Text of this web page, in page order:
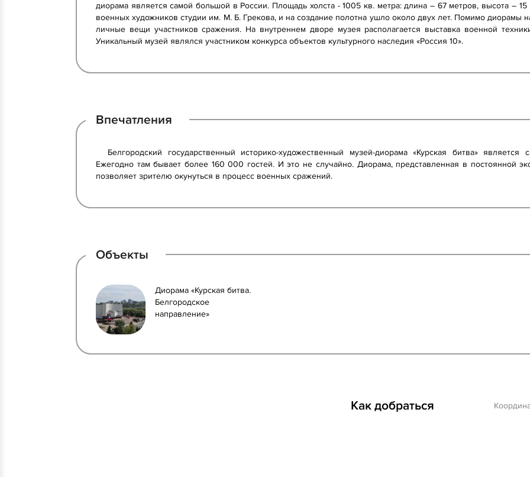
диорама является самой большой в России. Площадь холста - 1005 кв. метра: длина – 67 метров, высота –
военных художников студии им. М. Б. Грекова, и на создание полотна ушло около двух лет. Помимо диорамы
личные вещи участников сражения. На внутреннем дворе музея располагается выставка военной
Уникальный музей являлся участником конкурса объектов культурного наследия «Россия 10».
Впечатления
Белгородский государственный историко-художественный музей-диорама «Курская битва»
Ежегодно там бывает более 160 000 гостей. И это не случайно. Диорама, представленная в постоянной
позволяет зрителю окунуться в процесс военных сражений.
Объекты
Диорама «Курская битва.
Белгородское
направление»
Как добраться